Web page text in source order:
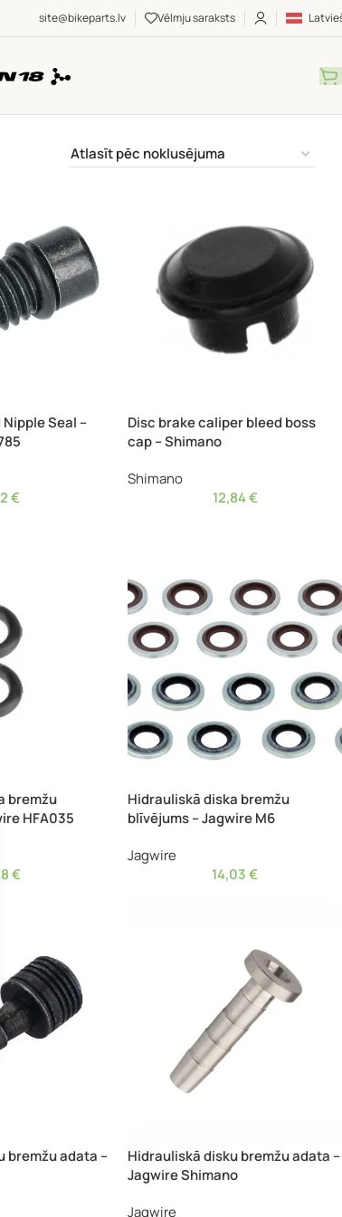
site@bikeparts.lv Vēlmju saraksts
Seal –
€
Disc brake caliper bleed boss
cap – Shimano
Shimano
12,84€
bremžu
HFA035
€
Hidrauliskā diska bremžu
blīvējums – Jagwire M6
Jagwire
14,03€
bremžu adata –
Hidrauliskā disku bremžu adata –
Jagwire Shimano
Jagwire